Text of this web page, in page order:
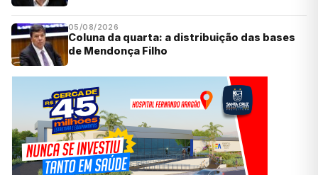
05/08/2026
Coluna da quarta: a distribuição das bases
de Mendonça Filho